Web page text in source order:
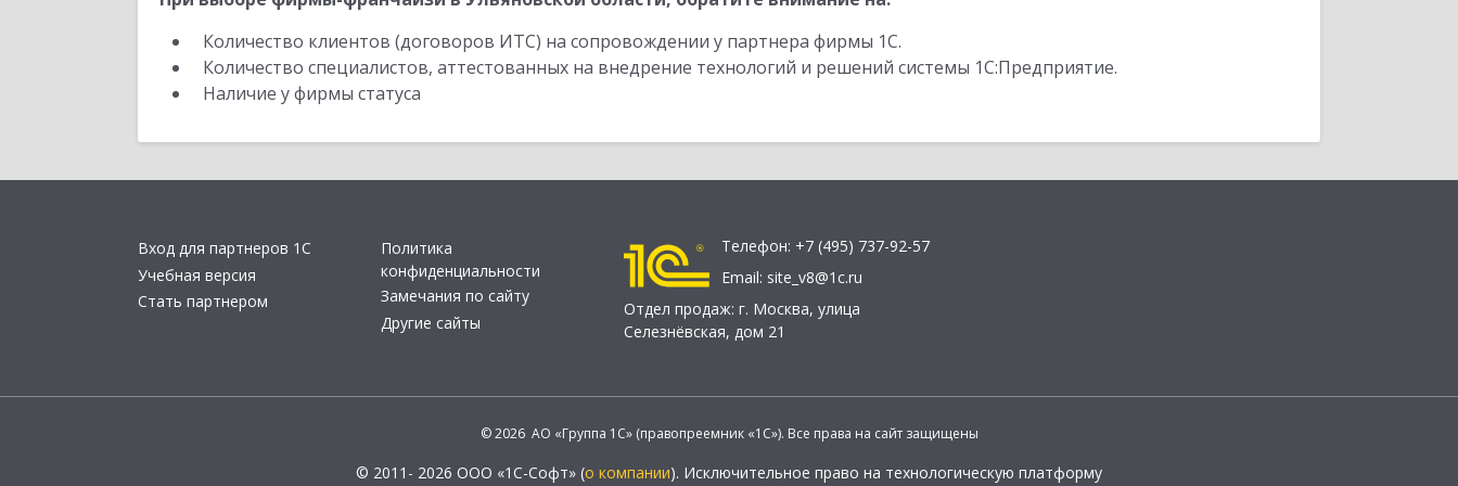
Количество клиентов (договоров ИТС) на сопровождении у партнера фирмы 1С.
Количество специалистов, аттестованных на внедрение технологий и решений системы 1С:Предприятие.
Наличие у фирмы статуса
Вход для партнеров 1С
Учебная версия
Стать партнером
Политика
конфиденциальности
Замечания по сайту
Другие сайты
Телефон: +7 (495) 737-92-57
Email: site_v8@1c.ru
Отдел продаж: г. Москва, улица
Селезнёвская, дом 21
© 2026 АО «Группа 1С» (правопреемник «1С»). Все права на сайт защищены
© 2011- 2026 ООО «1С-Софт» (о компании). Исключительное право на технологическую платформу